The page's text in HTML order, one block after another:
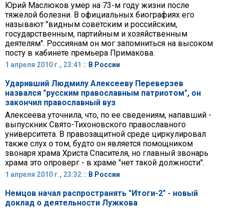
Юрий Маслюков умер на 73-м году жизни после
тяжелой болезни. В официальных биографиях его
называют "видным советским и российским,
государственным, партийным и хозяйственным
деятелям". Россиянам он мог запомниться на высоком
посту в кабинете премьера Примакова.
1 апреля 2010 г., 23:41 :: В России
Ударивший Людмилу Алексееву Переверзев
назвался "русским православным патриотом", он
закончил православный вуз
Алексеева уточнила, что, по ее сведениям, напавший -
выпускник Свято-Тихоновского православного
университета. В правозащитной среде циркулировал
также слух о том, будто он является помощником
звонаря храма Христа Спасителя, но главный звонарь
храма это опроверг - в храме "нет такой должности".
1 апреля 2010 г., 23:32 :: В России
Немцов начал распространять "Итоги-2" - новый
доклад о деятельности Лужкова